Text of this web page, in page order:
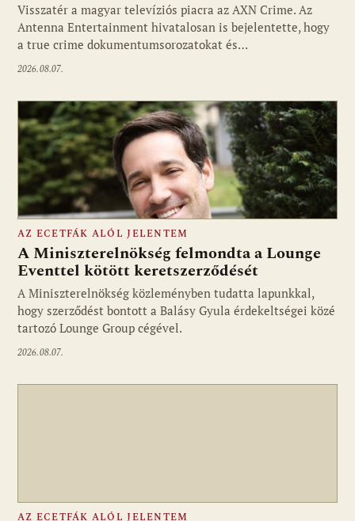
Fotó: media1.hu
Visszatér a magyar televíziós piacra az AXN Crime. Az
Antenna Entertainment hivatalosan is bejelentette, hogy
a true crime dokumentumsorozatokat és…
2026.08.07.
Fotó: media1.hu
AZ ECETFÁK ALÓL JELENTEM
A Miniszterelnökség felmondta a Lounge
Eventtel kötött keretszerződését
A Miniszterelnökség közleményben tudatta lapunkkal,
hogy szerződést bontott a Balásy Gyula érdekeltségei közé
tartozó Lounge Group cégével.
2026.08.07.
AZ ECETFÁK ALÓL JELENTEM